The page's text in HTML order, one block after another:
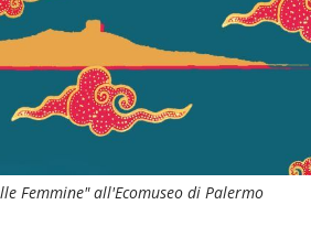
Femmine" all'Ecomuseo di Palermo